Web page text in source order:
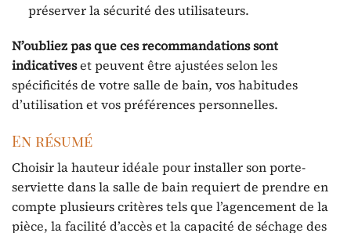
préserver la sécurité des utilisateurs.
N’oubliez pas que ces recommandations sont
indicativeset peuvent être ajustées selon les
spécificités de votre salle de bain, vos habitudes
d’utilisation et vos préférences personnelles.
En résumé
Choisir la hauteur idéale pour installer son porte-
serviette dans la salle de bain requiert de prendre en
compte plusieurs critères tels que l’agencement de la
pièce, la facilité d’accès et la capacité de séchage des